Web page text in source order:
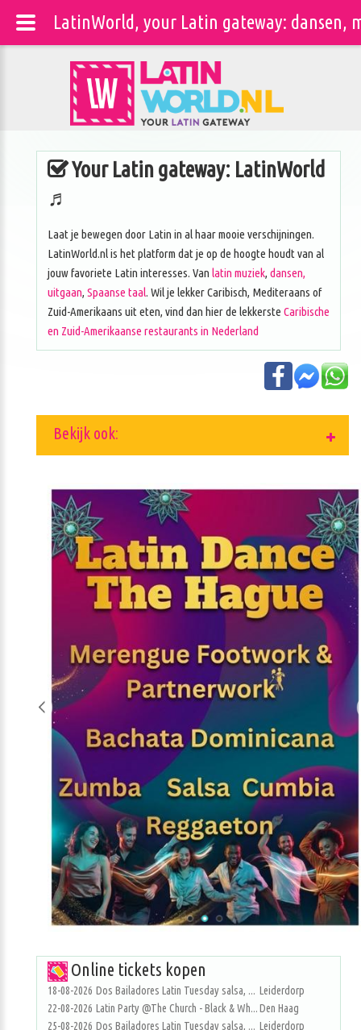
Your Latin gateway: LatinWorld
♬
Laat je bewegen door Latin in al haar mooie verschijningen.
LatinWorld.nl is het platform dat je op de hoogte houdt van al
jouw favoriete Latin interesses. Van latin muziek, dansen,
uitgaan, Spaanse taal. Wil je lekker Caribisch, Mediteraans of
Zuid-Amerikaans uit eten, vind dan hier de lekkerste Caribische
en Zuid-Amerikaanse restaurants in Nederland
Bekijk ook:
Online tickets kopen
18-08-2026 Dos Bailadores Latin Tuesday salsa, ... Leiderdorp
22-08-2026 Latin Party @The Church - Black & Wh...Den Haag
25-08-2026 Dos Bailadores Latin Tuesday salsa, ... Leiderdorp
LatinWorld, your Latin gateway: dansen,